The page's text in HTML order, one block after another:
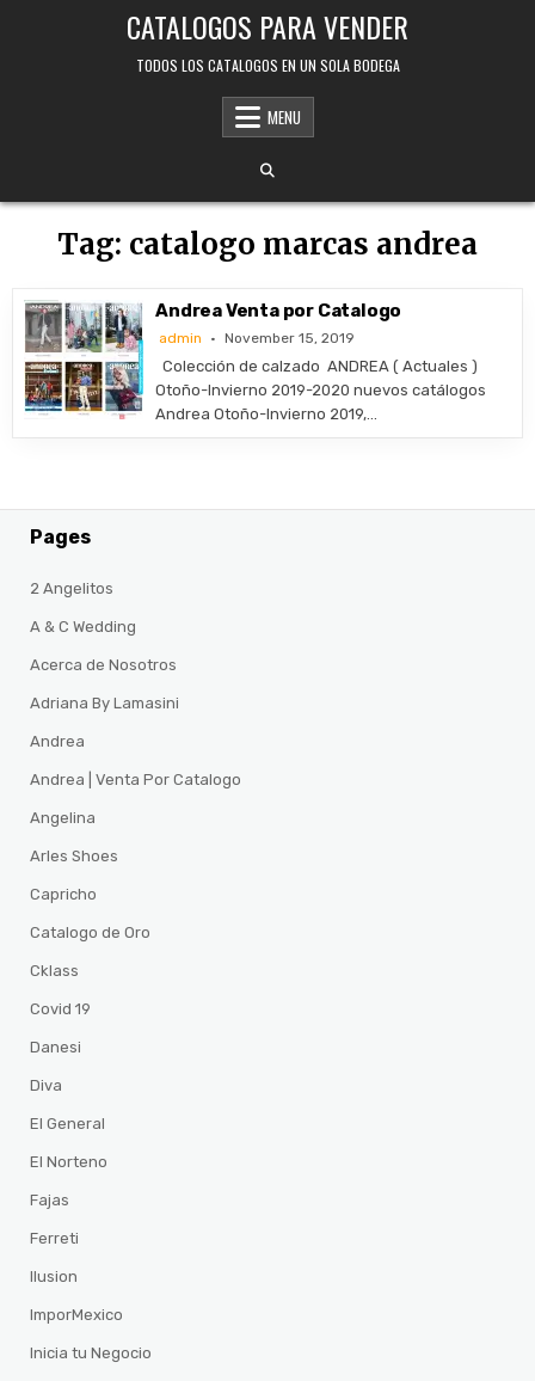
CATALOGOS PARA VENDER
TODOS LOS CATALOGOS EN UN SOLA BODEGA
MENU
Tag: catalogo marcas andrea
Andrea Venta por Catalogo
admin November 15, 2019
Colección de calzado ANDREA ( Actuales )
Otoño-Invierno 2019-2020 nuevos catálogos
Andrea Otoño-Invierno 2019,…
Pages
2 Angelitos
A & C Wedding
Acerca de Nosotros
Adriana By Lamasini
Andrea
Andrea | Venta Por Catalogo
Angelina
Arles Shoes
Capricho
Catalogo de Oro
Cklass
Covid 19
Danesi
Diva
El General
El Norteno
Fajas
Ferreti
Ilusion
ImporMexico
Inicia tu Negocio